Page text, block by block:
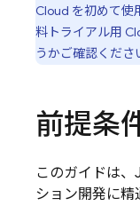
Cloud を初めて使
料トライアル用
うかご確認くださ
前提条
このガイドは
ション開発に